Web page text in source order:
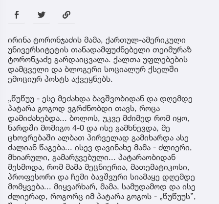
ირინა ტორონჯაძის მამა, ქართულ-ამერიკული
უნივერსიტეტის თანადამფუძნებელი თეიმურაზ
ტორონჯაძე გარდაიცვალა. ქალთა უფლებების
დამცველი და ბლოგერი სოციალურ ქსელში
ემოციურ პოსტს აქვეყნებს.
„წუწუუ - ესე მეძახდა ბავშვობიდან და დღემდე
პატარა გოგოდ ვგრძნობდი თავს, როცა
დამიძახებდა... ბოლოს, უკვე მძიმედ რომ იყო,
ნარდში მომიგო 4-0 და ისე გამხნევდა, მე
ცხოვრებაში ალბათ პირველად გამიხარდა ასე
ძალიან წაგება... ისევ დავინახე მამა - ძლიერი,
მხიარული, გამარჯვებული... პატარაობიდან
მესმოდა, რომ მამა მეცნიერია, მათემატიკოსი,
პროფესორი და ჩემი ბავშვური სიამაყე დღემდე
მომყვება... მიყვარხარ, მამა, სამუდამოდ და ისე
ძლიერად, როგორც იმ პატარა გოგოს - „წუწუუს”,